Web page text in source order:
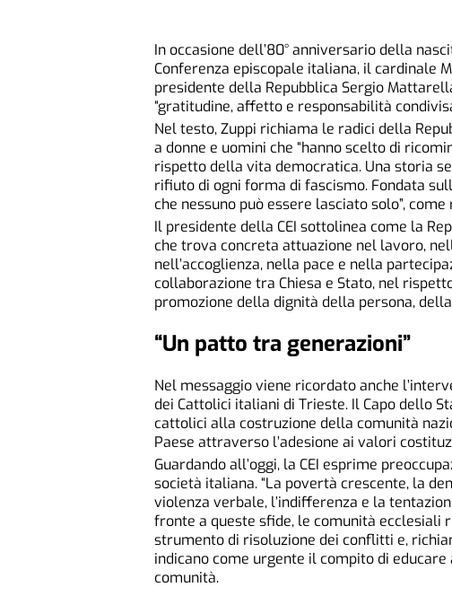
In occasione dell’80° anniversario della
Conferenza episcopale italiana, il cardinale
presidente della Repubblica Sergio
“gratitudine, affetto e responsabilità
Nel testo, Zuppi richiama le radici della
a donne e uomini che “hanno scelto di
rispetto della vita democratica. Una storia
rifiuto di ogni forma di fascismo. Fondata
che nessuno può essere lasciato solo”,
Il presidente della CEI sottolinea come la
che trova concreta attuazione nel lavoro,
nell’accoglienza, nella pace e nella
collaborazione tra Chiesa e Stato, nel
promozione della dignità della persona,
“Un patto tra generazioni”
Nel messaggio viene ricordato anche
dei Cattolici italiani di Trieste. Il Capo dello
cattolici alla costruzione della comunità
Paese attraverso l’adesione ai valori
Guardando all’oggi, la CEI esprime
società italiana. “La povertà crescente, la
violenza verbale, l’indifferenza e la
fronte a queste sfide, le comunità
strumento di risoluzione dei conflitti e,
indicano come urgente il compito di
comunità.